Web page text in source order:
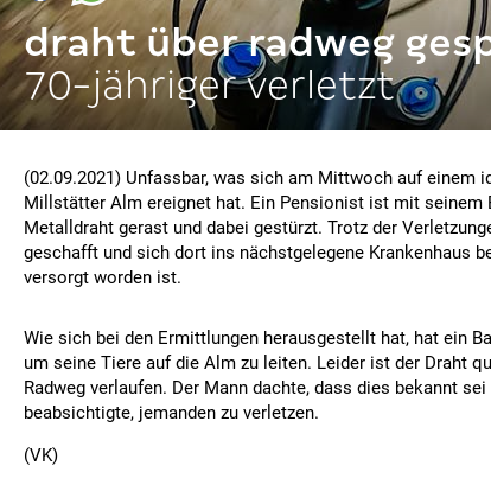
draht über radweg
70-jähriger verletzt
(02.09.2021) Unfassbar, was sich am Mittwoch auf einem
Millstätter Alm ereignet hat. Ein Pensionist ist mit seinem
Metalldraht gerast und dabei gestürzt. Trotz der
geschafft und sich dort ins nächstgelegene Krankenhaus
versorgt worden ist.
Wie sich bei den Ermittlungen herausgestellt hat, hat ein
um seine Tiere auf die Alm zu leiten. Leider ist der Draht
Radweg verlaufen. Der Mann dachte, dass dies bekannt
beabsichtigte, jemanden zu verletzen.
(VK)